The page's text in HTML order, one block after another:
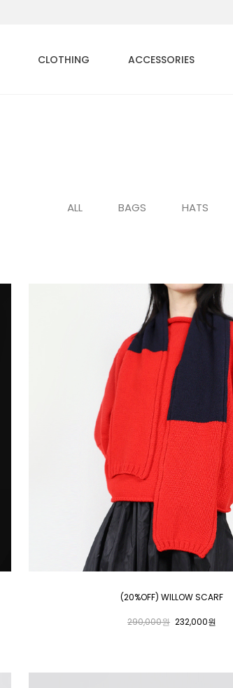
CLOTHING ACCESSORIES
ALL BAGS HATS
(20%OFF) WILLOW SCARF
290,000원 232,000원